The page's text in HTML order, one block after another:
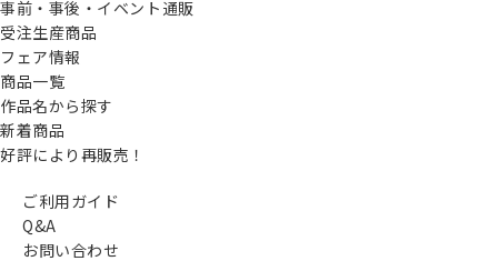
事前・事後・イベント通販
受注生産商品
フェア情報
商品一覧
作品名から探す
新着商品
好評により再販売！
ご利用ガイド
Q&A
お問い合わせ